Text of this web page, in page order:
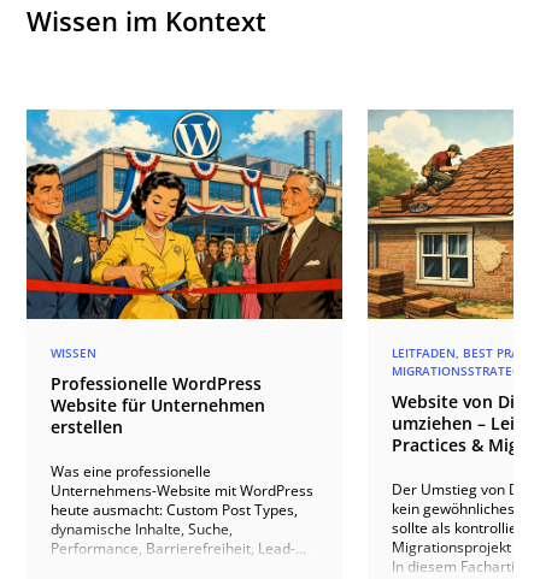
Wissen im Kontext
WISSEN
Professionelle WordPress
Website für Unternehmen
erstellen
Was eine professionelle
Unternehmens-Website mit WordPress
heute ausmacht: Custom Post Types,
dynamische Inhalte, Suche,
Performance, Barrierefreiheit, Lead-
LEITFADEN, BEST
MIGRATIONSSTRATEGIE
Website von Divi
umziehen –
Practices &
Der Umstieg von Divi
kein gewöhnliches
sollte als
Migrationsprojekt
In diesem Fachartikel